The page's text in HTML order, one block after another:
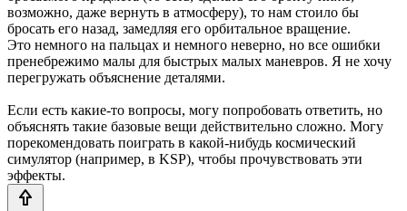
возможно, даже вернуть в атмосферу), то нам стоило бы
бросать его назад, замедляя его орбитальное вращение.
Это немного на пальцах и немного неверно, но все ошибки
пренебрежимо малы для быстрых малых маневров. Я не хочу
перегружать объяснение деталями.
Если есть какие-то вопросы, могу попробовать ответить, но
объяснять такие базовые вещи действительно сложно. Могу
порекомендовать поиграть в какой-нибудь космический
симулятор (например, в KSP), чтобы прочувствовать эти
эффекты.